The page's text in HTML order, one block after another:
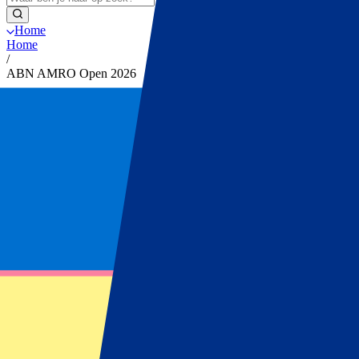
Home
Home
/
ABN AMRO Open 2026
ABN AMRO Open 2026
Altijd als eerste op de hoogte van tickets, winacties &
Schrijf je in en mis geen enkel ticket voor jouw favoriete events meer.
E-mailcontact goedkeuren
Inschrijven
Je informatie wordt in overeenstemming met ons